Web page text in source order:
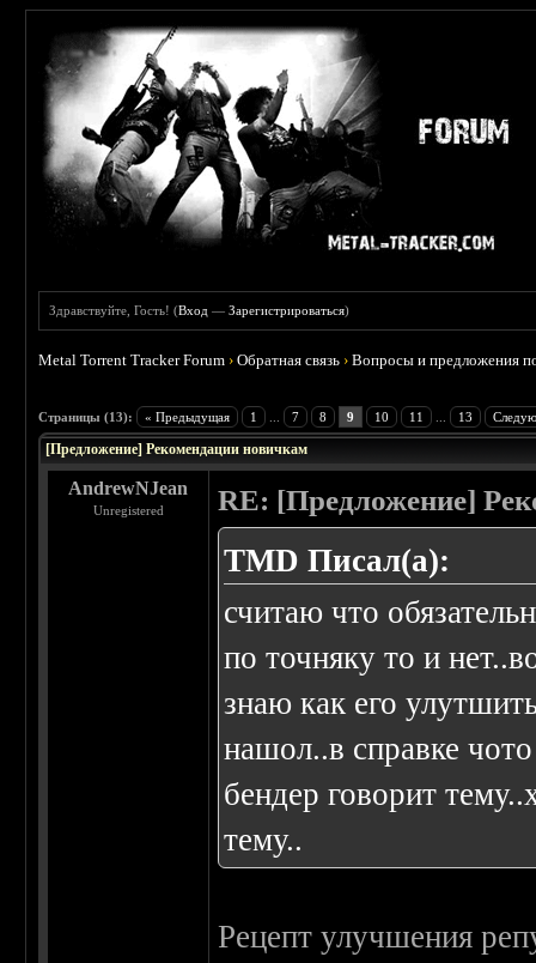
Здравствуйте, Гость! (Вход —Зарегистрироваться)
Metal Torrent Tracker Forum ›Обратная связь ›Вопросы и предложения
Страницы (13): « Предыдущая 1 7 8 9 10 11 13
[Предложение] Рекомендации новичкам
AndrewNJean
Unregistered RE: [Предложение]
TMD Писал(а):
считаю что
по точняку то и
знаю как его
нашол..в справке
бендер говорит
тему..
Рецепт улучшения